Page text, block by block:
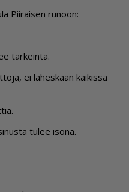
Pii­rai­sen ru­noon:
tär­kein­tä.
ei lä­hes­kään kai­kis­sa
tu­lee iso­na.